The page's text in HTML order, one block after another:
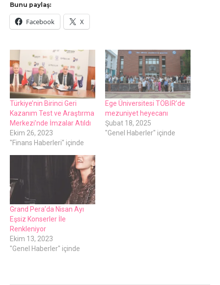
Bunu paylaş:
Facebook X
Türkiye’nin Birinci Geri
Kazanım Test ve Araştırma
Merkezi’nde İmzalar Atıldı
Ekim 26, 2023
"Finans Haberleri" içinde
Ege Üniversitesi TÖBİR’de
mezuniyet heyecanı
Şubat 18, 2025
"Genel Haberler" içinde
Grand Pera’da Nisan Ayı
Eşsiz Konserler İle
Renkleniyor
Ekim 13, 2023
"Genel Haberler" içinde